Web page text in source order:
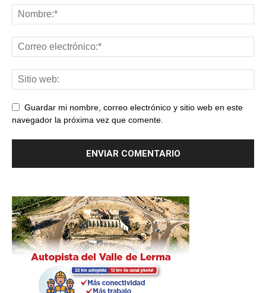
Guardar mi nombre, correo electrónico y sitio web en este
navegador la próxima vez que comente.